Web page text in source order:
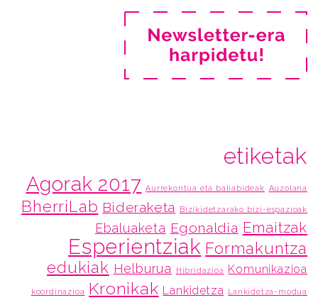
etiketak
Agorak 2017 Aurrekontua eta baliabideak Auzolana
BherriLab Bideraketa Bizikidetzarako bizi-espazioak
Ebaluaketa Egonaldia Emaitzak
Esperientziak Formakuntza
edukiak Helburua Hibridazioa Komunikazioa
koordinazioa Kronikak Lankidetza Lankidetza-modua